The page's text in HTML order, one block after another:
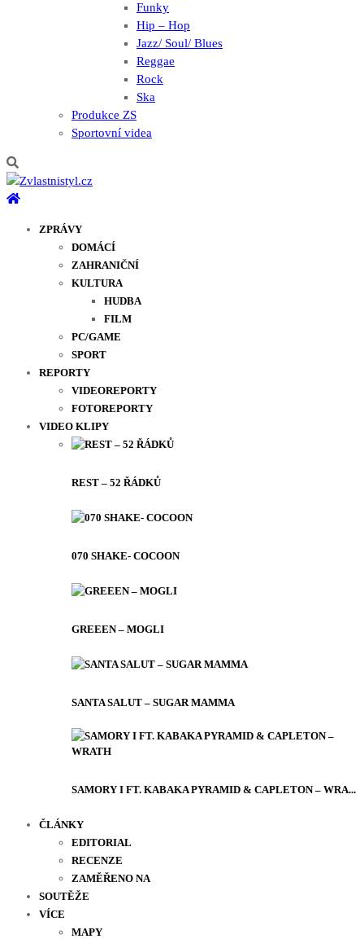
Funky
Hip – Hop
Jazz/ Soul/ Blues
Reggae
Rock
Ska
Produkce ZS
Sportovní videa
ZPRÁVY
DOMÁCÍ
ZAHRANIČNÍ
KULTURA
HUDBA
FILM
PC/GAME
SPORT
REPORTY
VIDEOREPORTY
FOTOREPORTY
VIDEO KLIPY
REST – 52 ŘÁDKŮ
070 SHAKE- COCOON
GREEEN – MOGLI
SANTA SALUT – SUGAR MAMMA
SAMORY I FT. KABAKA PYRAMID & CAPLETON – WRA...
ČLÁNKY
EDITORIAL
RECENZE
ZAMĚŘENO NA
SOUTĚŽE
VÍCE
MAPY